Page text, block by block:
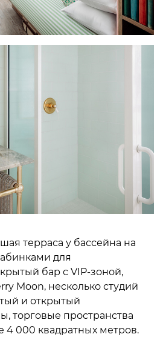
терраса у бассейна на
для
бар с VIP-зоной,
Moon, несколько студий
и открытый
торговые пространства
4 000 квадратных метров.